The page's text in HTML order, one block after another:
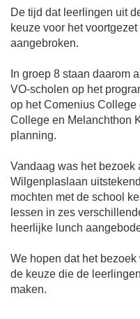
De tijd dat leerlingen uit
keuze voor het
aangebroken.
In groep 8 staan daarom
VO-scholen op het
op het Comenius
College en Melanchthon
planning.
Vandaag was het bezoek
Wilgenplaslaan
mochten met de school
lessen in zes
heerlijke lunch
We hopen dat het
de keuze die de
maken.